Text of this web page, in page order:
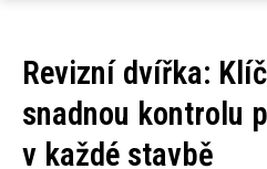
Revizní dvířka:
snadnou kontrolu
v každé stavbě